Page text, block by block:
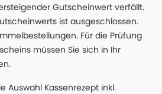
Gutscheinwert verfällt.
ist ausgeschlossen.
Für die Prüfung
müssen Sie sich in Ihr
Auswahl Kassenrezept inkl.